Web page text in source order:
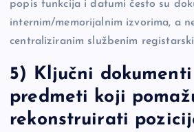
popis funkcija i datumi često su
internim/memorijalnim izvorima, a
centraliziranim službenim
5) Ključni
predmeti koji
rekonstruirati